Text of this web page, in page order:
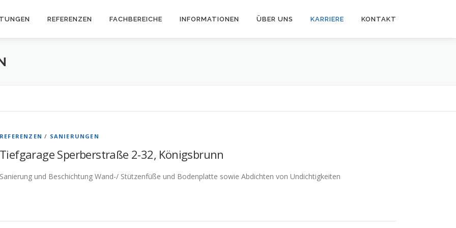
REFERENZEN FACHBEREICHE INFORMATIONEN ÜBER UNS KARRIERE KONTAKT
REFERENZEN / SANIERUNGEN
Tiefgarage Sperberstraße 2-32, Königsbrunn
Sanierung und Beschichtung Wand-/ Stützenfüße und Bodenplatte sowie Abdichten von Undichtigkeiten